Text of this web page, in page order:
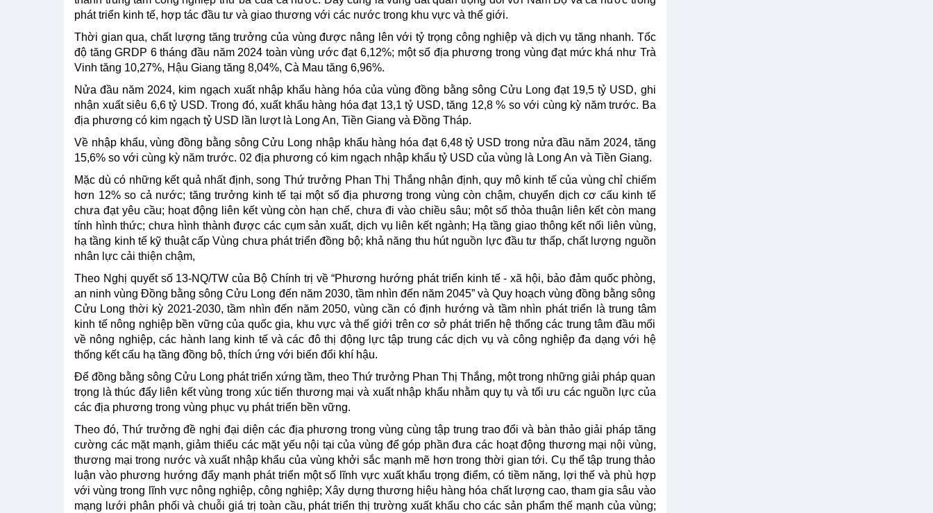
phát triển kinh tế, hợp tác đầu tư và giao thương với các nước trong khu vực và thế giới.
Thời gian qua, chất lượng tăng trưởng của vùng được nâng lên với tỷ trọng công nghiệp và dịch vụ tăng nhanh. Tốc
độ tăng GRDP 6 tháng đầu năm 2024 toàn vùng ước đạt 6,12%; một số địa phương trong vùng đạt mức khá như Trà
Vinh tăng 10,27%, Hậu Giang tăng 8,04%, Cà Mau tăng 6,96%.
Nửa đầu năm 2024, kim ngạch xuất nhập khẩu hàng hóa của vùng đồng bằng sông Cửu Long đạt 19,5 tỷ USD, ghi
nhận xuất siêu 6,6 tỷ USD. Trong đó, xuất khẩu hàng hóa đạt 13,1 tỷ USD, tăng 12,8 % so với cùng kỳ năm trước. Ba
địa phương có kim ngạch tỷ USD lần lượt là Long An, Tiền Giang và Đồng Tháp.
Về nhập khẩu, vùng đồng bằng sông Cửu Long nhập khẩu hàng hóa đạt 6,48 tỷ USD trong nửa đầu năm 2024, tăng
15,6% so với cùng kỳ năm trước. 02 địa phương có kim ngạch nhập khẩu tỷ USD của vùng là Long An và Tiền Giang.
Mặc dù có những kết quả nhất định, song Thứ trưởng Phan Thị Thắng nhận định, quy mô kinh tế của vùng chỉ chiếm
hơn 12% so cả nước; tăng trưởng kinh tế tại một số địa phương trong vùng còn chậm, chuyển dịch cơ cấu kinh tế
chưa đạt yêu cầu; hoạt động liên kết vùng còn hạn chế, chưa đi vào chiều sâu; một số thỏa thuận liên kết còn mang
tính hình thức; chưa hình thành được các cụm sản xuất, dịch vụ liên kết ngành; Hạ tầng giao thông kết nối liên vùng,
hạ tầng kinh tế kỹ thuật cấp Vùng chưa phát triển đồng bộ; khả năng thu hút nguồn lực đầu tư thấp, chất lượng nguồn
nhân lực cải thiện chậm,
Theo Nghị quyết số 13-NQ/TW của Bộ Chính trị về “Phương hướng phát triển kinh tế - xã hội, bảo đảm quốc phòng,
an ninh vùng Đồng bằng sông Cửu Long đến năm 2030, tầm nhìn đến năm 2045” và Quy hoạch vùng đồng bằng sông
Cửu Long thời kỳ 2021-2030, tầm nhìn đến năm 2050, vùng cần có định hướng và tầm nhìn phát triển là trung tâm
kinh tế nông nghiệp bền vững của quốc gia, khu vực và thế giới trên cơ sở phát triển hệ thống các trung tâm đầu mối
về nông nghiệp, các hành lang kinh tế và các đô thị động lực tập trung các dịch vụ và công nghiệp đa dạng với hệ
thống kết cấu hạ tầng đồng bộ, thích ứng với biến đổi khí hậu.
Để đồng bằng sông Cửu Long phát triển xứng tầm, theo Thứ trưởng Phan Thị Thắng, một trong những giải pháp quan
trọng là thúc đẩy liên kết vùng trong xúc tiến thương mại và xuất nhập khẩu nhằm quy tụ và tối ưu các nguồn lực của
các địa phương trong vùng phục vụ phát triển bền vững.
Theo đó, Thứ trưởng đề nghị đại diện các địa phương trong vùng cùng tập trung trao đổi và bàn thảo giải pháp tăng
cường các mặt mạnh, giảm thiểu các mặt yếu nội tại của vùng để góp phần đưa các hoạt động thương mại nội vùng,
thương mại trong nước và xuất nhập khẩu của vùng khởi sắc mạnh mẽ hơn trong thời gian tới. Cụ thể tập trung thảo
luận vào phương hướng đẩy mạnh phát triển một số lĩnh vực xuất khẩu trọng điểm, có tiềm năng, lợi thế và phù hợp
với vùng trong lĩnh vực nông nghiệp, công nghiệp; Xây dựng thương hiệu hàng hóa chất lượng cao, tham gia sâu vào
mạng lưới phân phối và chuỗi giá trị toàn cầu, phát triển thị trường xuất khẩu cho các sản phẩm thế mạnh của vùng;